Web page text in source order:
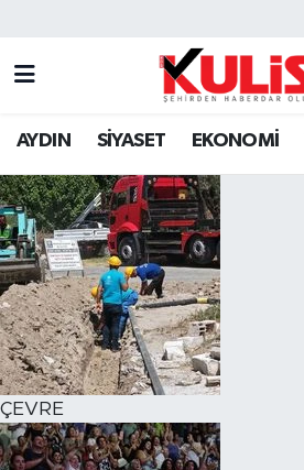
AYDIN SİYASET EKONOMİ
ÇEVRE